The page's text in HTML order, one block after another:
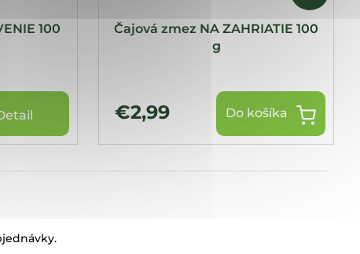
100
Čajová zmez NA ZAHRIATIE 100
g
€2,99 Do košíka